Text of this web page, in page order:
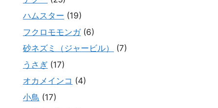
ハムスター (19)
フクロモモンガ(6)
砂ネズミ（ジャービル）
(7)
うさぎ (17)
オカメインコ (4)
小鳥 (17)